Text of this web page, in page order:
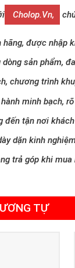
Cholop.vn,
hãng, được nhập
dòng sản phẩm,
chương trình
minh bạch,
đến tận nơi
dặn kinh
trả góp khi mua
TỰ